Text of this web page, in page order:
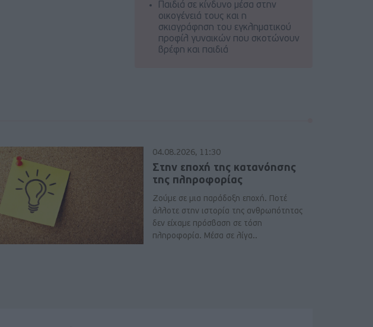
Παιδιά σε κίνδυνο μέσα στην
οικογένειά τους και η
σκιαγράφηση του εγκληματικού
προφίλ γυναικών που σκοτώνουν
βρέφη και παιδιά
04.08.2026, 11:30
Στην εποχή της κατανόησης
της πληροφορίας
Ζούμε σε μια παράδοξη εποχή. Ποτέ
άλλοτε στην ιστορία της ανθρωπότητας
δεν είχαμε πρόσβαση σε τόση
πληροφορία. Μέσα σε λίγα..